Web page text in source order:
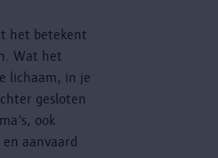
het betekent
Wat het
lichaam, in je
gesloten
ook
aanvaard